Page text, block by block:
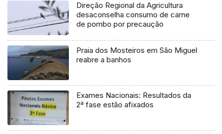
Direção Regional da Agricultura
desaconselha consumo de carne
de pombo por precaução
Praia dos Mosteiros em São Miguel
reabre a banhos
Exames Nacionais: Resultados da
2ª fase estão afixados